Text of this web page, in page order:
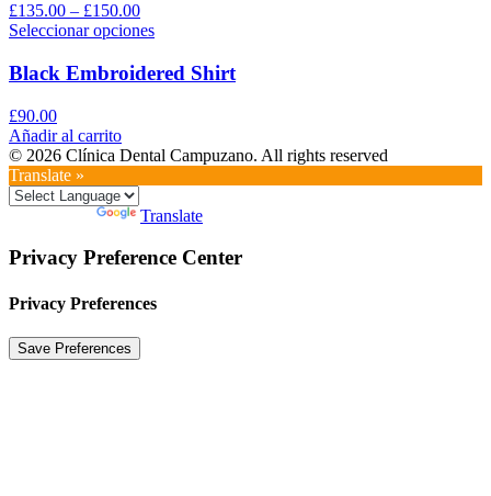
£135.00 – £150.00
Seleccionar opciones
Black Embroidered Shirt
£90.00
Añadir al carrito
© 2026 Clínica Dental Campuzano. All rights reserved
Translate »
Translate
Privacy Preference Center
Privacy Preferences